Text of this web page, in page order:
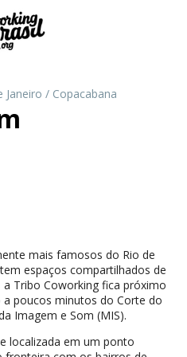
Janeiro / Copacabana
mais famosos do Rio de
espaços compartilhados de
Tribo Coworking fica próximo
poucos minutos do Corte do
Imagem e Som (MIS).
localizada em um ponto